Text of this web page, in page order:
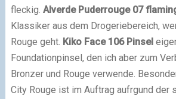
fleckig. Alverde Puderrouge 07
Klassiker aus dem Drogeriebereich,
Rouge geht. Kiko Face 106 Pinsel
Foundationpinsel, den ich aber zum
Bronzer und Rouge verwende.
City Rouge ist im Auftrag aufrgund der